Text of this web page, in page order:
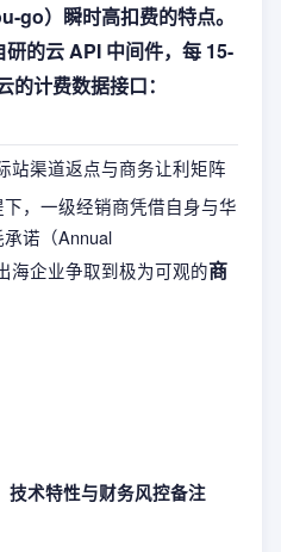
go）瞬时高扣费的特点。
的云 API 中间件，每 15-
计费数据接口：
站渠道返点与商务让利矩阵
，一级经销商凭借自身与华
诺（Annual
海企业争取到极为可观的商
技术特性与财务风控备注